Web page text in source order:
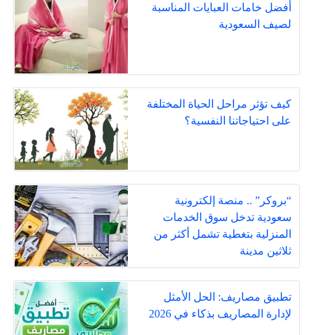
أفضل خامات العبايات المناسبة
لصيف السعودية
كيف تؤثر مراحل الحياة المختلفة
على احتياجاتنا النفسية؟
“بروكر” .. منصة إلكترونية
سعودية تدخل سوق الخدمات
المنزلية بتغطية تشمل أكثر من
ثلاثين مدينة
تطبيق مصاريف: الحل الأمثل
لإدارة المصاريف بذكاء في 2026